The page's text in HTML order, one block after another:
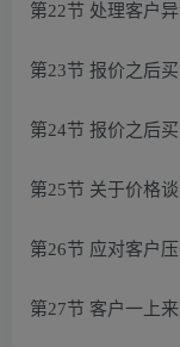
第22节 处理客户
第23节 报价之后
第24节 报价之后
第25节 关于价格
第26节 应对客户
第27节 客户一上